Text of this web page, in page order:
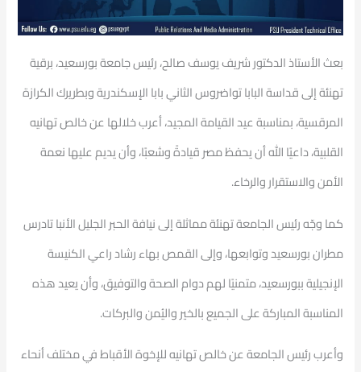
بعث الأستاذ الدكتور شريف يوسف صالح، رئيس جامعة بورسعيد، برقية
تهنئة إلى قداسة البابا تواضروس الثاني بابا الإسكندرية وبطريرك الكرازة
المرقسية، بمناسبة عيد القيامة المجيد، أعرب خلالها عن خالص تهانيه
القلبية، داعيًا الله أن يحفظ مصر قيادةً وشعبًا، وأن يديم عليها نعمة
الأمن والاستقرار والرخاء.
كما وجّه رئيس الجامعة تهنئة مماثلة إلى نيافة الحبر الجليل الأنبا تادرس
مطران بورسعيد وتوابعها، وإلى القمص بهاء رشاد راعي الكنيسة
الإنجيلية ببورسعيد، متمنيًا لهم دوام الصحة والتوفيق، وأن يعيد هذه
المناسبة المباركة على الجميع بالخير واليُمن والبركات.
وأعرب رئيس الجامعة عن خالص تهانيه للإخوة الأقباط في مختلف أنحاء